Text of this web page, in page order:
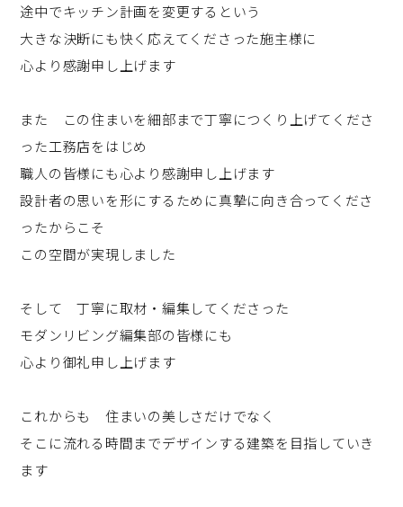
途中でキッチン計画を変更するという
大きな決断にも快く応えてくださった施主様に
心より感謝申し上げます
また この住まいを細部まで丁寧につくり上げてくださ
った工務店をはじめ
職人の皆様にも心より感謝申し上げます
設計者の思いを形にするために真摯に向き合ってくださ
ったからこそ
この空間が実現しました
そして 丁寧に取材・編集してくださった
モダンリビング編集部の皆様にも
心より御礼申し上げます
これからも 住まいの美しさだけでなく
そこに流れる時間までデザインする建築を目指していき
ます